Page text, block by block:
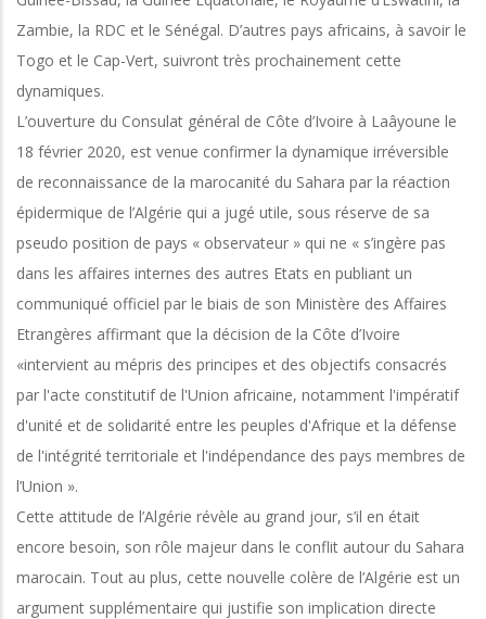
Zambie, la RDC et le Sénégal. D’autres pays africains, à savoir le
Togo et le Cap-Vert, suivront très prochainement cette
dynamiques.
L’ouverture du Consulat général de Côte d’Ivoire à Laâyoune le
18 février 2020, est venue confirmer la dynamique irréversible
de reconnaissance de la marocanité du Sahara par la réaction
épidermique de l’Algérie qui a jugé utile, sous réserve de sa
pseudo position de pays « observateur » qui ne « s’ingère pas
dans les affaires internes des autres Etats en publiant un
communiqué officiel par le biais de son Ministère des Affaires
Etrangères affirmant que la décision de la Côte d’Ivoire
«intervient au mépris des principes et des objectifs consacrés
par l'acte constitutif de l'Union africaine, notamment l'impératif
d'unité et de solidarité entre les peuples d'Afrique et la défense
de l'intégrité territoriale et l'indépendance des pays membres de
l’Union ».
Cette attitude de l’Algérie révèle au grand jour, s’il en était
encore besoin, son rôle majeur dans le conflit autour du Sahara
marocain. Tout au plus, cette nouvelle colère de l’Algérie est un
argument supplémentaire qui justifie son implication directe